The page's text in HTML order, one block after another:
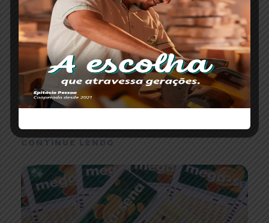
Redação Paranaíba Agora
O portal Paranaíba Agora completa oito anos
levando informação com responsabilidade e
credibilidade para todo Alto Paranaíba.
CONTINUE LENDO